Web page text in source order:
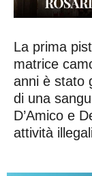
La prima
matrice
anni è stato
di una
D’Amico e
attività